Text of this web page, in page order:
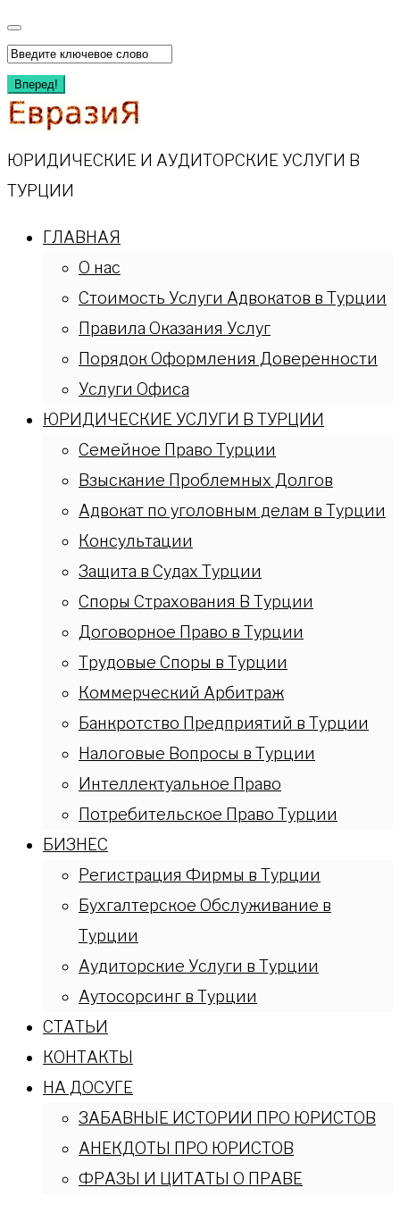
Перейти
к
содержимому
Искать:
Вперед!
ЮРИДИЧЕСКИЕ И АУДИТОРСКИЕ УСЛУГИ В
ТУРЦИИ
ГЛАВНАЯ
О нас
Стоимость Услуги Адвокатов в Турции
Правила Оказания Услуг
Порядок Оформления Доверенности
Услуги Офиса
ЮРИДИЧЕСКИЕ УСЛУГИ В ТУРЦИИ
Семейное Право Турции
Взыскание Проблемных Долгов
Адвокат по уголовным делам в Турции
Консультации
Защита в Судах Турции
Споры Страхования В Турции
Договорное Право в Турции
Трудовые Споры в Турции
Коммерческий Арбитраж
Банкротство Предприятий в Турции
Налоговые Вопросы в Турции
Интеллектуальное Право
Потребительское Право Турции
БИЗНЕС
Регистрация Фирмы в Турции
Бухгалтерское Обслуживание в
Турции
Аудиторские Услуги в Турции
Аутосорсинг в Турции
СТАТЬИ
КОНТАКТЫ
НА ДОСУГЕ
ЗАБАВНЫЕ ИСТОРИИ ПРО ЮРИСТОВ
АНЕКДОТЫ ПРО ЮРИСТОВ
ФРАЗЫ И ЦИТАТЫ О ПРАВЕ